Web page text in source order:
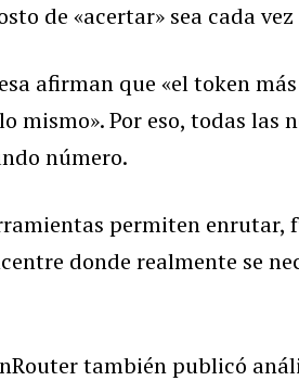
de «acertar» sea cada
afirman que «el token
mismo». Por eso, todas las
número.
permiten enrutar,
donde realmente se
también publicó